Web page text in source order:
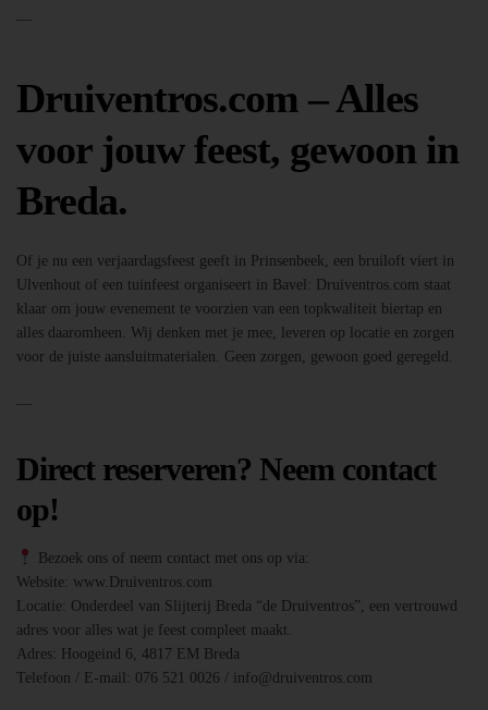
—
Druiventros.com – Alles
voor jouw feest, gewoon in
Breda.
Of je nu een verjaardagsfeest geeft in Prinsenbeek, een bruiloft viert in
Ulvenhout of een tuinfeest organiseert in Bavel: Druiventros.com staat
klaar om jouw evenement te voorzien van een topkwaliteit biertap en
alles daaromheen. Wij denken met je mee, leveren op locatie en zorgen
voor de juiste aansluitmaterialen. Geen zorgen, gewoon goed geregeld.
—
Direct reserveren? Neem contact
op!
Bezoek ons of neem contact met ons op via:
Website: www.Druiventros.com
Locatie: Onderdeel van Slijterij Breda “de Druiventros”, een vertrouwd
adres voor alles wat je feest compleet maakt.
Adres: Hoogeind 6, 4817 EM Breda
Telefoon / E-mail: 076 521 0026 / info@druiventros.com